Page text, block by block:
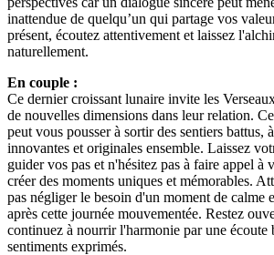
inattendue de quelqu’un qui partage vos
présent, écoutez attentivement et laissez
naturellement.
En couple :
Ce dernier croissant lunaire invite les
de nouvelles dimensions dans leur relation.
peut vous pousser à sortir des sentiers battus,
innovantes et originales ensemble. Laissez
guider vos pas et n'hésitez pas à faire appel à
créer des moments uniques et mémorables.
pas négliger le besoin d'un moment de calme
après cette journée mouvementée. Restez
continuez à nourrir l'harmonie par une écoute
sentiments exprimés.